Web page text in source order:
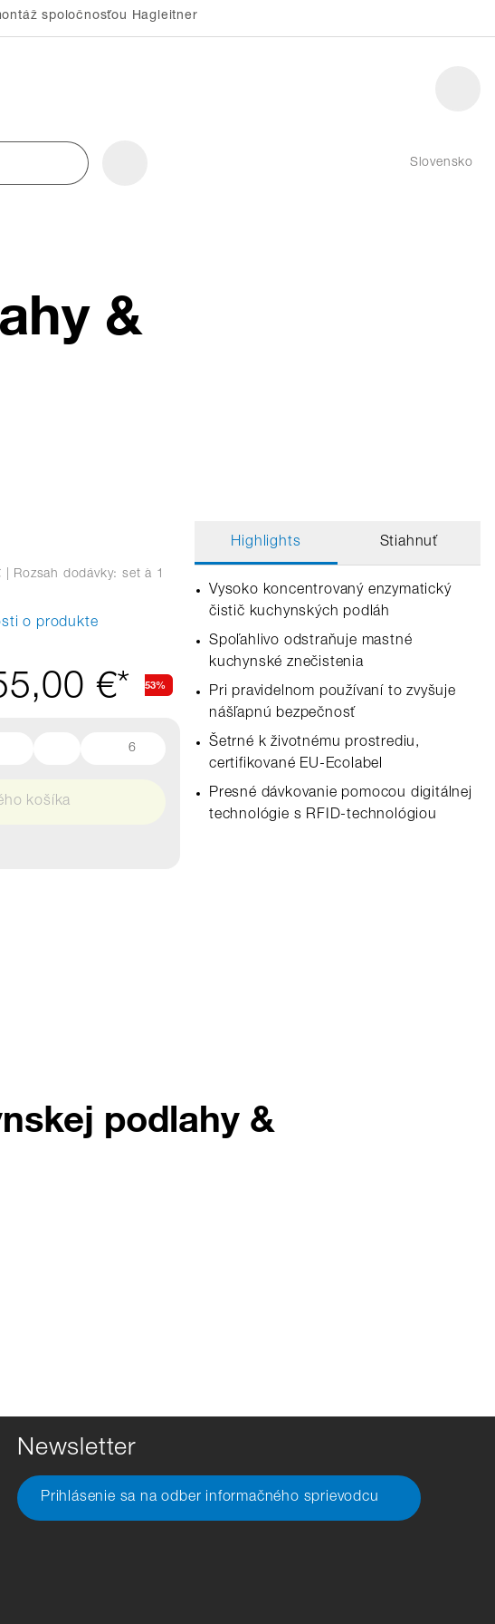
spoločnosťou Hagleitner
Slovensko
&
| Rozsah dodávky: set à 1
o produkte
€* 53%
6
košíka
Highlights Stiahnuť
Vysoko koncentrovaný enzymatický
čistič kuchynských podláh
Spoľahlivo odstraňuje mastné
kuchynské znečistenia
Pri pravidelnom používaní to zvyšuje
nášľapnú bezpečnosť
Šetrné k životnému prostrediu,
certifikované EU‑Ecolabel
Presné dávkovanie pomocou digitálnej
technológie s RFID‑technológiou
podlahy &
Newsletter
Prihlásenie sa na odber informačného sprievodcu